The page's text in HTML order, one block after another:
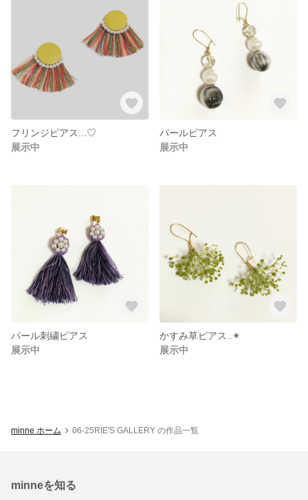
フリンジピアス...♡
展示中
パールピアス
展示中
パール刺繍ピアス
展示中
かすみ草ピアス..✴︎
展示中
minne ホーム 06-25RIE'S GALLERY の作品一覧
minneを知る